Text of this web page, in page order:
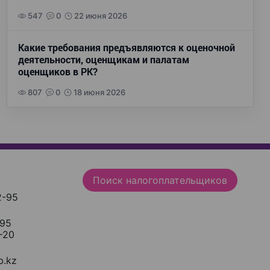
547 0 22 июня 2026
Какие требования предъявляются к оценочной
деятельности, оценщикам и палатам
оценщиков в РК?
807 0 18 июня 2026
95
20
Поиск налогоплательщиков